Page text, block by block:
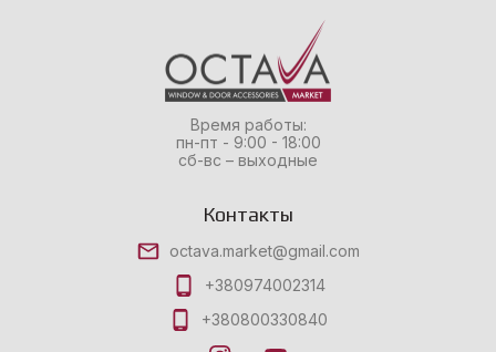
Время работы:
пн-пт - 9:00 - 18:00
сб-вс – выходные
Контакты
octava.market@gmail.com
+380974002314
+380800330840